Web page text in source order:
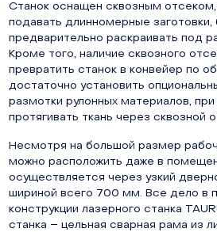
Станок оснащен сквозным
подавать длинномерные
предварительно раскраивать под
Кроме того, наличие сквозного
превратить станок в конвейер по
достаточно установить
размотки рулонных материалов,
протягивать ткань через сквозной
Несмотря на большой размер
можно расположить даже в
осуществляется через узкий
шириной всего 700 мм. Все дело в
конструкции лазерного станка
станка – цельная сварная рама из